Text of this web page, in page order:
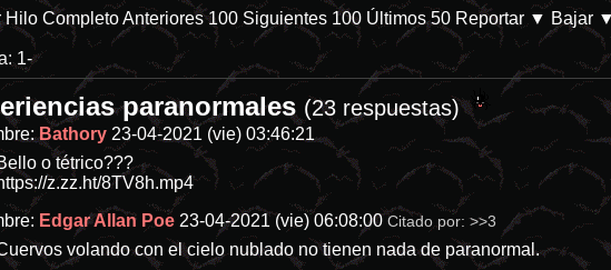
db/p-28144-categoria-8 En Prime Video. Parece que las películas
Hilo CompletoAnteriores 100 Siguientes 100 Últimos 50 Reportar ▼ Bajar ▼
1-
paranormales (23 respuestas)
Bathory 23-04-2021 (vie) 03:46:21
o tétrico???
z.zz.ht/8TV8h.mp4
Edgar Allan Poe 23-04-2021 (vie) 06:08:00 Citado por:>>3
volando con el cielo nublado no tienen nada de paranormal.